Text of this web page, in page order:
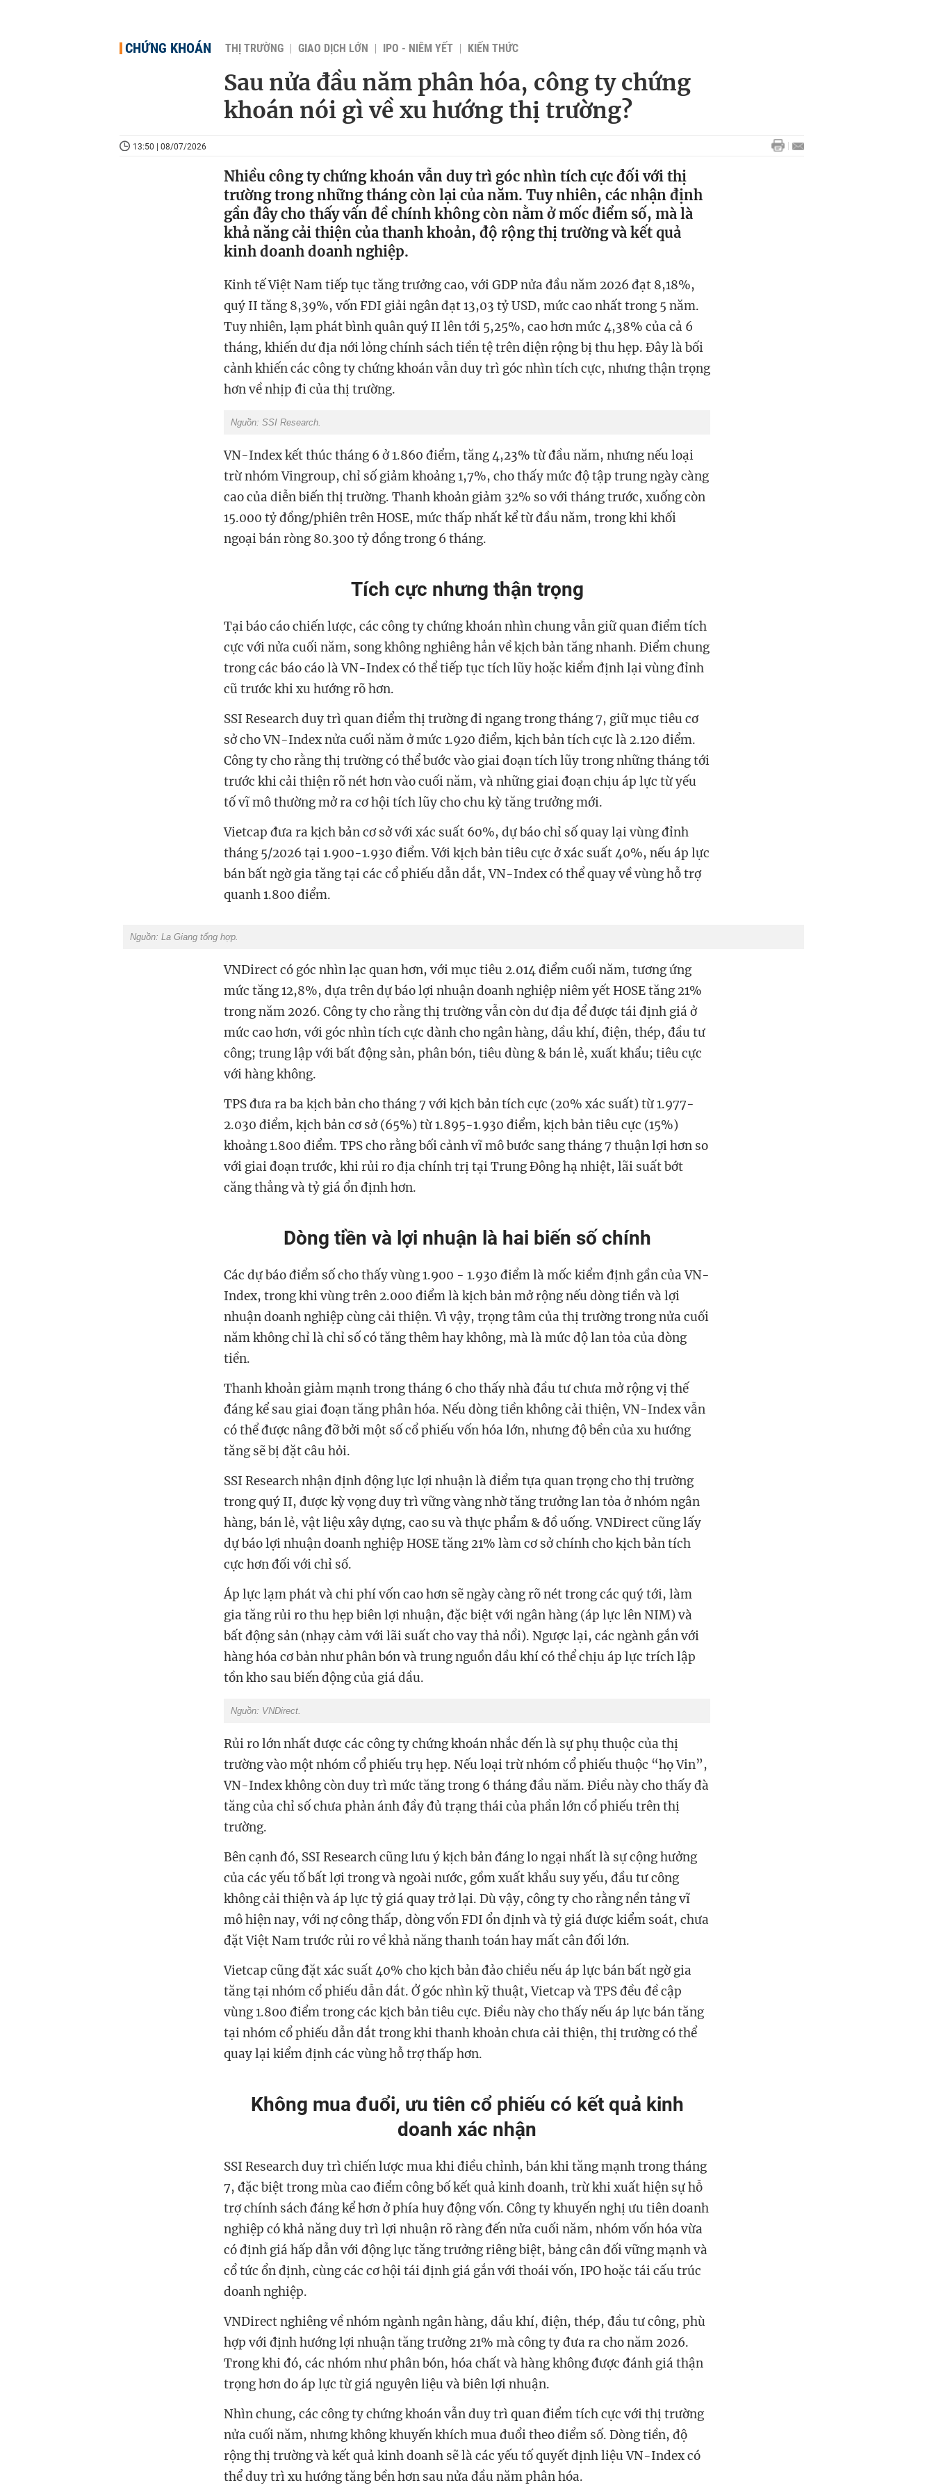
CHỨNG KHOÁN THỊ TRƯỜNG GIAO DỊCH LỚN IPO - NIÊM YẾT KIẾN THỨC
Sau nửa đầu năm phân hóa, công ty chứng
khoán nói gì về xu hướng thị trường?
13:50 | 08/07/2026
Nhiều công ty chứng khoán vẫn duy trì góc nhìn tích cực đối với thị
trường trong những tháng còn lại của năm. Tuy nhiên, các nhận định
gần đây cho thấy vấn đề chính không còn nằm ở mốc điểm số, mà là
khả năng cải thiện của thanh khoản, độ rộng thị trường và kết quả
kinh doanh doanh nghiệp.
Kinh tế Việt Nam tiếp tục tăng trưởng cao, với GDP nửa đầu năm 2026 đạt 8,18%,
quý II tăng 8,39%, vốn FDI giải ngân đạt 13,03 tỷ USD, mức cao nhất trong 5 năm.
Tuy nhiên, lạm phát bình quân quý II lên tới 5,25%, cao hơn mức 4,38% của cả 6
tháng, khiến dư địa nới lỏng chính sách tiền tệ trên diện rộng bị thu hẹp. Đây là bối
cảnh khiến các công ty chứng khoán vẫn duy trì góc nhìn tích cực, nhưng thận trọng
hơn về nhịp đi của thị trường.
Nguồn: SSI Research.
VN-Index kết thúc tháng 6 ở 1.860 điểm, tăng 4,23% từ đầu năm, nhưng nếu loại
trừ nhóm Vingroup, chỉ số giảm khoảng 1,7%, cho thấy mức độ tập trung ngày càng
cao của diễn biến thị trường. Thanh khoản giảm 32% so với tháng trước, xuống còn
15.000 tỷ đồng/phiên trên HOSE, mức thấp nhất kể từ đầu năm, trong khi khối
ngoại bán ròng 80.300 tỷ đồng trong 6 tháng.
Tích cực nhưng thận trọng
Tại báo cáo chiến lược, các công ty chứng khoán nhìn chung vẫn giữ quan điểm tích
cực với nửa cuối năm, song không nghiêng hẳn về kịch bản tăng nhanh. Điểm chung
trong các báo cáo là VN-Index có thể tiếp tục tích lũy hoặc kiểm định lại vùng đỉnh
cũ trước khi xu hướng rõ hơn.
SSI Research duy trì quan điểm thị trường đi ngang trong tháng 7, giữ mục tiêu cơ
sở cho VN-Index nửa cuối năm ở mức 1.920 điểm, kịch bản tích cực là 2.120 điểm.
Công ty cho rằng thị trường có thể bước vào giai đoạn tích lũy trong những tháng tới
trước khi cải thiện rõ nét hơn vào cuối năm, và những giai đoạn chịu áp lực từ yếu
tố vĩ mô thường mở ra cơ hội tích lũy cho chu kỳ tăng trưởng mới.
Vietcap đưa ra kịch bản cơ sở với xác suất 60%, dự báo chỉ số quay lại vùng đỉnh
tháng 5/2026 tại 1.900-1.930 điểm. Với kịch bản tiêu cực ở xác suất 40%, nếu áp lực
bán bất ngờ gia tăng tại các cổ phiếu dẫn dắt, VN-Index có thể quay về vùng hỗ trợ
quanh 1.800 điểm.
Nguồn: La Giang tổng hợp.
VNDirect có góc nhìn lạc quan hơn, với mục tiêu 2.014 điểm cuối năm, tương ứng
mức tăng 12,8%, dựa trên dự báo lợi nhuận doanh nghiệp niêm yết HOSE tăng 21%
trong năm 2026. Công ty cho rằng thị trường vẫn còn dư địa để được tái định giá ở
mức cao hơn, với góc nhìn tích cực dành cho ngân hàng, dầu khí, điện, thép, đầu tư
công; trung lập với bất động sản, phân bón, tiêu dùng & bán lẻ, xuất khẩu; tiêu cực
với hàng không.
TPS đưa ra ba kịch bản cho tháng 7 với kịch bản tích cực (20% xác suất) từ 1.977-
2.030 điểm, kịch bản cơ sở (65%) từ 1.895-1.930 điểm, kịch bản tiêu cực (15%)
khoảng 1.800 điểm. TPS cho rằng bối cảnh vĩ mô bước sang tháng 7 thuận lợi hơn so
với giai đoạn trước, khi rủi ro địa chính trị tại Trung Đông hạ nhiệt, lãi suất bớt
căng thẳng và tỷ giá ổn định hơn.
Dòng tiền và lợi nhuận là hai biến số chính
Các dự báo điểm số cho thấy vùng 1.900 - 1.930 điểm là mốc kiểm định gần của VN-
Index, trong khi vùng trên 2.000 điểm là kịch bản mở rộng nếu dòng tiền và lợi
nhuận doanh nghiệp cùng cải thiện. Vì vậy, trọng tâm của thị trường trong nửa cuối
năm không chỉ là chỉ số có tăng thêm hay không, mà là mức độ lan tỏa của dòng
tiền.
Thanh khoản giảm mạnh trong tháng 6 cho thấy nhà đầu tư chưa mở rộng vị thế
đáng kể sau giai đoạn tăng phân hóa. Nếu dòng tiền không cải thiện, VN-Index vẫn
có thể được nâng đỡ bởi một số cổ phiếu vốn hóa lớn, nhưng độ bền của xu hướng
tăng sẽ bị đặt câu hỏi.
SSI Research nhận định động lực lợi nhuận là điểm tựa quan trọng cho thị trường
trong quý II, được kỳ vọng duy trì vững vàng nhờ tăng trưởng lan tỏa ở nhóm ngân
hàng, bán lẻ, vật liệu xây dựng, cao su và thực phẩm & đồ uống. VNDirect cũng lấy
dự báo lợi nhuận doanh nghiệp HOSE tăng 21% làm cơ sở chính cho kịch bản tích
cực hơn đối với chỉ số.
Áp lực lạm phát và chi phí vốn cao hơn sẽ ngày càng rõ nét trong các quý tới, làm
gia tăng rủi ro thu hẹp biên lợi nhuận, đặc biệt với ngân hàng (áp lực lên NIM) và
bất động sản (nhạy cảm với lãi suất cho vay thả nổi). Ngược lại, các ngành gắn với
hàng hóa cơ bản như phân bón và trung nguồn dầu khí có thể chịu áp lực trích lập
tồn kho sau biến động của giá dầu.
Nguồn: VNDirect.
Rủi ro lớn nhất được các công ty chứng khoán nhắc đến là sự phụ thuộc của thị
trường vào một nhóm cổ phiếu trụ hẹp. Nếu loại trừ nhóm cổ phiếu thuộc “họ Vin”,
VN-Index không còn duy trì mức tăng trong 6 tháng đầu năm. Điều này cho thấy đà
tăng của chỉ số chưa phản ánh đầy đủ trạng thái của phần lớn cổ phiếu trên thị
trường.
Bên cạnh đó, SSI Research cũng lưu ý kịch bản đáng lo ngại nhất là sự cộng hưởng
của các yếu tố bất lợi trong và ngoài nước, gồm xuất khẩu suy yếu, đầu tư công
không cải thiện và áp lực tỷ giá quay trở lại. Dù vậy, công ty cho rằng nền tảng vĩ
mô hiện nay, với nợ công thấp, dòng vốn FDI ổn định và tỷ giá được kiểm soát, chưa
đặt Việt Nam trước rủi ro về khả năng thanh toán hay mất cân đối lớn.
Vietcap cũng đặt xác suất 40% cho kịch bản đảo chiều nếu áp lực bán bất ngờ gia
tăng tại nhóm cổ phiếu dẫn dắt. Ở góc nhìn kỹ thuật, Vietcap và TPS đều đề cập
vùng 1.800 điểm trong các kịch bản tiêu cực. Điều này cho thấy nếu áp lực bán tăng
tại nhóm cổ phiếu dẫn dắt trong khi thanh khoản chưa cải thiện, thị trường có thể
quay lại kiểm định các vùng hỗ trợ thấp hơn.
Không mua đuổi, ưu tiên cổ phiếu có kết quả kinh
doanh xác nhận
SSI Research duy trì chiến lược mua khi điều chỉnh, bán khi tăng mạnh trong tháng
7, đặc biệt trong mùa cao điểm công bố kết quả kinh doanh, trừ khi xuất hiện sự hỗ
trợ chính sách đáng kể hơn ở phía huy động vốn. Công ty khuyến nghị ưu tiên doanh
nghiệp có khả năng duy trì lợi nhuận rõ ràng đến nửa cuối năm, nhóm vốn hóa vừa
có định giá hấp dẫn với động lực tăng trưởng riêng biệt, bảng cân đối vững mạnh và
cổ tức ổn định, cùng các cơ hội tái định giá gắn với thoái vốn, IPO hoặc tái cấu trúc
doanh nghiệp.
VNDirect nghiêng về nhóm ngành ngân hàng, dầu khí, điện, thép, đầu tư công, phù
hợp với định hướng lợi nhuận tăng trưởng 21% mà công ty đưa ra cho năm 2026.
Trong khi đó, các nhóm như phân bón, hóa chất và hàng không được đánh giá thận
trọng hơn do áp lực từ giá nguyên liệu và biên lợi nhuận.
Nhìn chung, các công ty chứng khoán vẫn duy trì quan điểm tích cực với thị trường
nửa cuối năm, nhưng không khuyến khích mua đuổi theo điểm số. Dòng tiền, độ
rộng thị trường và kết quả kinh doanh sẽ là các yếu tố quyết định liệu VN-Index có
thể duy trì xu hướng tăng bền hơn sau nửa đầu năm phân hóa.